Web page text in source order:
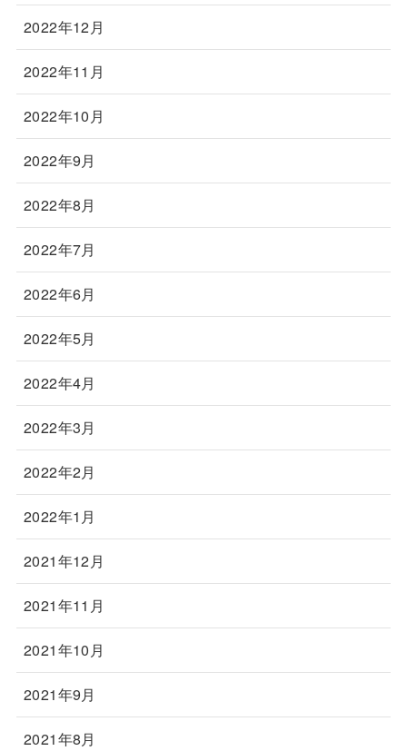
2022年12月
2022年11月
2022年10月
2022年9月
2022年8月
2022年7月
2022年6月
2022年5月
2022年4月
2022年3月
2022年2月
2022年1月
2021年12月
2021年11月
2021年10月
2021年9月
2021年8月